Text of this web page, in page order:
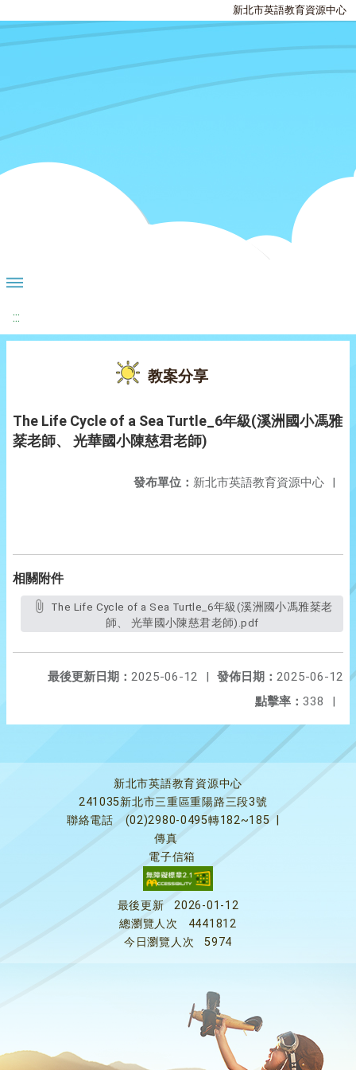
新北市英語教育資源中心
:::
教案分享
The Life Cycle of a Sea Turtle_6年級(溪洲國小馮雅
棻老師、 光華國小陳慈君老師)
發布單位： 新北市英語教育資源中心 |
相關附件
師、 光華國小陳慈君老師).pdf
發佈日期： 2025-06-12
最後更新日期： 2025-06-12
|
點擊率： 338 |
新北市英語教育資源中心
241035新北市三重區重陽路三段3號
聯絡電話
(02)2980-0495轉182~185
傳真
電子信箱
最後更新
2026-01-12
總瀏覽人次
4441812
今日瀏覽人次
5974